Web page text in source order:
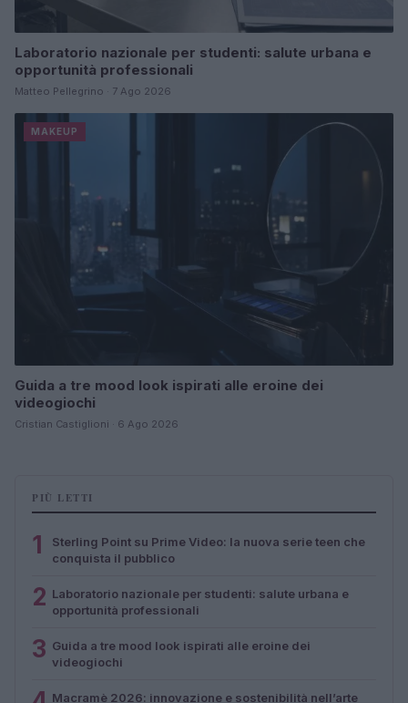
Laboratorio nazionale per studenti: salute urbana e
opportunità professionali
Matteo Pellegrino · 7 Ago 2026
MAKEUP
Guida a tre mood look ispirati alle eroine dei
videogiochi
Cristian Castiglioni · 6 Ago 2026
PIÙ LETTI
1
Sterling Point su Prime Video: la nuova serie teen che
conquista il pubblico
2 Laboratorio nazionale per studenti: salute urbana e
opportunità professionali
3 Guida a tre mood look ispirati alle eroine dei
videogiochi
Macramè 2026: innovazione e sostenibilità nell’arte